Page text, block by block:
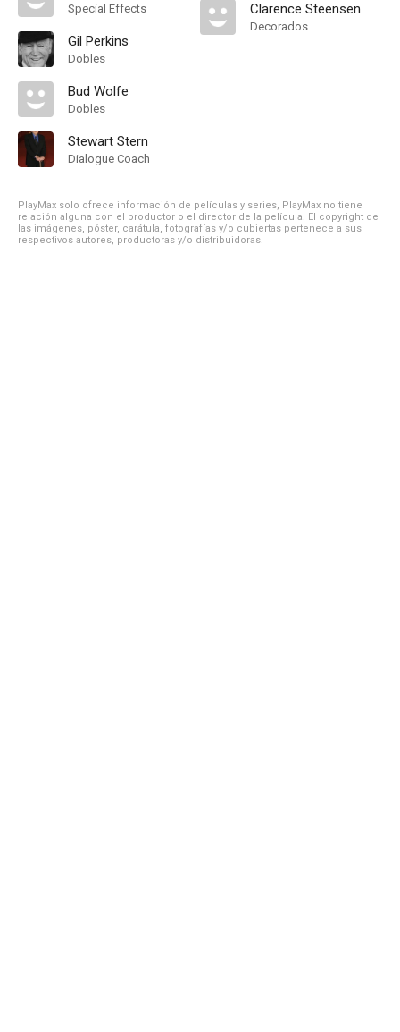
Special Effects
Gil Perkins
Dobles
Bud Wolfe
Dobles
Stewart Stern
Dialogue Coach
Clarence Steensen
Decorados
PlayMax solo ofrece información de películas y series, PlayMax no tiene
relación alguna con el productor o el director de la película. El copyright de
las imágenes, póster, carátula, fotografías y/o cubiertas pertenece a sus
respectivos autores, productoras y/o distribuidoras.